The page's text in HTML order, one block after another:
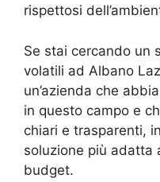
rispettosi
Se stai cercando un
volatili ad Albano
un’azienda che
in questo campo e
chiari e trasparenti,
soluzione più adatta
budget.